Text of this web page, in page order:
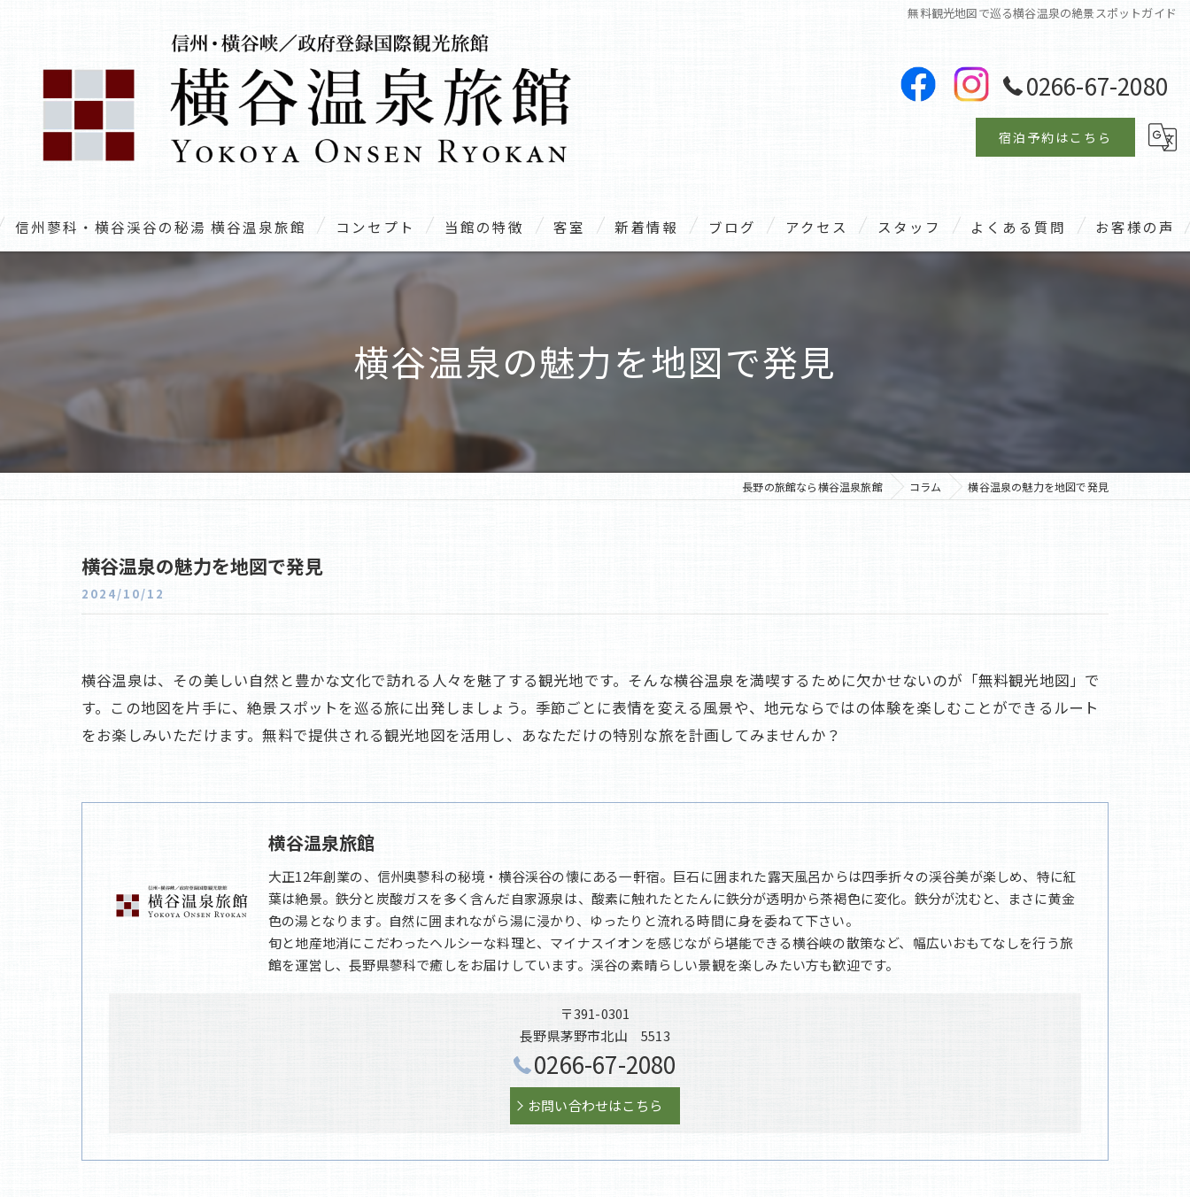
無料観光地図で巡る横谷温泉の絶景スポットガイド
0266-67-2080
宿泊予約はこちら
信州蓼科・横谷渓谷の秘湯 横谷温泉旅館 コンセプト 当館の特徴
家族
老舗
客室 新着情報 ブログ アクセス スタッフ よくある質問 お客様の声
横谷温泉の魅力を地図で発見
長野の旅館なら横谷温泉旅館 コラム 横谷温泉の魅力を地図で発見
横谷温泉の魅力を地図で発見
2024/10/12
横谷温泉は、その美しい自然と豊かな文化で訪れる人々を魅了する観光地です。そんな横谷温泉を満喫するために欠かせないのが「無料観光地図」で
す。この地図を片手に、絶景スポットを巡る旅に出発しましょう。季節ごとに表情を変える風景や、地元ならではの体験を楽しむことができるルート
をお楽しみいただけます。無料で提供される観光地図を活用し、あなただけの特別な旅を計画してみませんか？
横谷温泉旅館
大正12年創業の、信州奥蓼科の秘境・横谷渓谷の懐にある一軒宿。巨石に囲まれた露天風呂からは四季折々の渓谷美が楽しめ、特に紅
葉は絶景。鉄分と炭酸ガスを多く含んだ自家源泉は、酸素に触れたとたんに鉄分が透明から茶褐色に変化。鉄分が沈むと、まさに黄金
色の湯となります。自然に囲まれながら湯に浸かり、ゆったりと流れる時間に身を委ねて下さい。
旬と地産地消にこだわったヘルシーな料理と、マイナスイオンを感じながら堪能できる横谷峡の散策など、幅広いおもてなしを行う旅
館を運営し、長野県蓼科で癒しをお届けしています。渓谷の素晴らしい景観を楽しみたい方も歓迎です。
〒391-0301
長野県茅野市北山 5513
0266-67-2080
お問い合わせはこちら